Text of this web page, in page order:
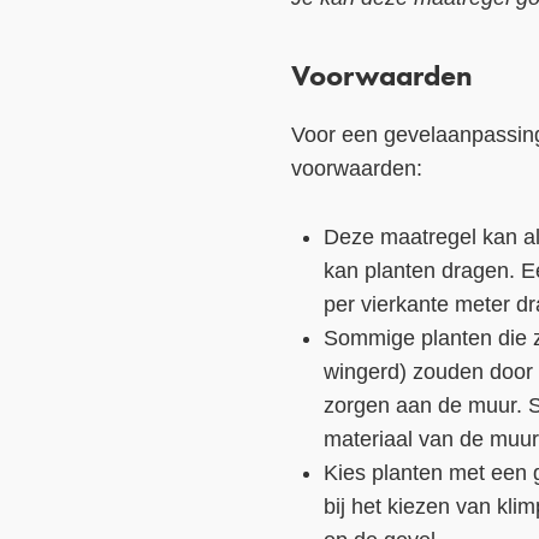
Voorwaarden
Voor een
voorwaarden:
Deze maatregel kan
kan planten dragen.
per vierkante meter
Sommige planten die
wingerd) zouden
zorgen aan de muur.
materiaal van de
Kies planten met een
bij het kiezen van